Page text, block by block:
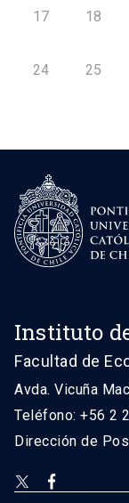
17 18
24 25
Instituto
Facultad de
Avda. Vicuña
Teléfono: +56 2
Dirección de